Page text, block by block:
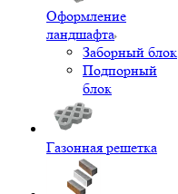
Оформление
ландшафта
Заборный блок
Подпорный
блок
Газонная решетка